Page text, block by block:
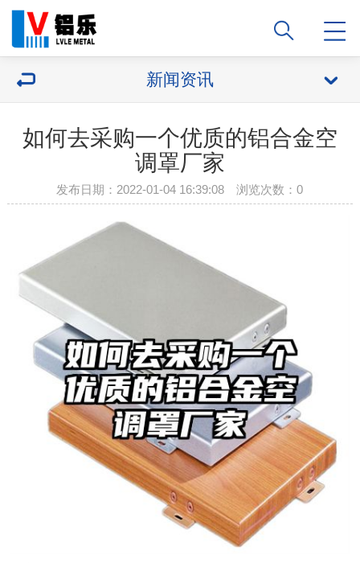
新闻资讯
如何去采购一个优质的铝合金空
调罩厂家
发布日期：2022-01-04 16:39:08 浏览次数：0